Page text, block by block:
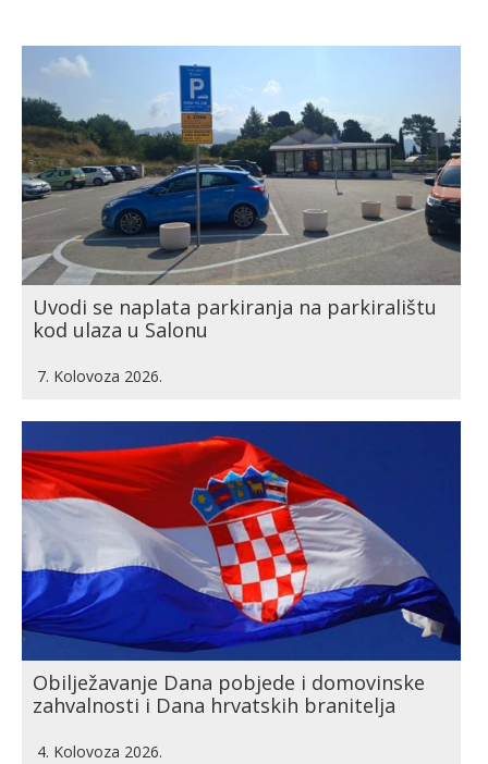
Uvodi se naplata parkiranja na parkiralištu
kod ulaza u Salonu
7. Kolovoza 2026.
Obilježavanje Dana pobjede i domovinske
zahvalnosti i Dana hrvatskih branitelja
4. Kolovoza 2026.